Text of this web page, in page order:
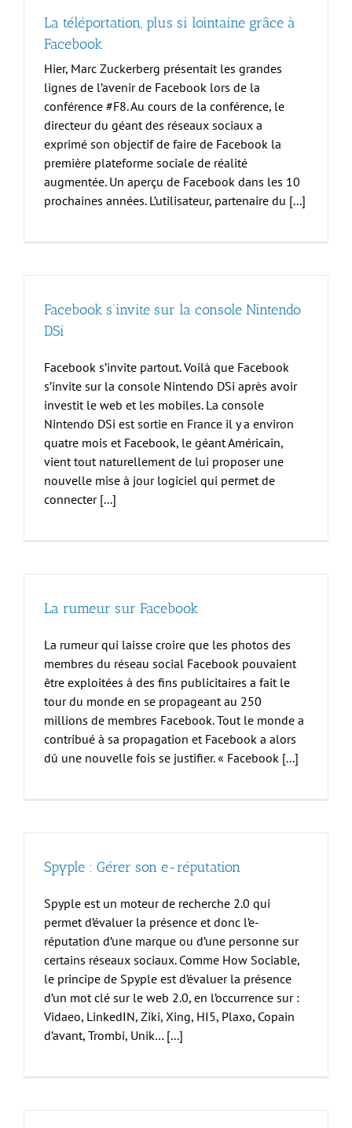
La téléportation, plus si lointaine grâce à
Facebook
Hier, Marc Zuckerberg présentait les grandes
lignes de l’avenir de Facebook lors de la
conférence #F8. Au cours de la conférence, le
directeur du géant des réseaux sociaux a
exprimé son objectif de faire de Facebook la
première plateforme sociale de réalité
augmentée. Un aperçu de Facebook dans les 10
prochaines années. L’utilisateur, partenaire du [...]
Facebook s’invite sur la console Nintendo
DSi
Facebook s’invite partout. Voilà que Facebook
s’invite sur la console Nintendo DSi après avoir
investit le web et les mobiles. La console
Nintendo DSi est sortie en France il y a environ
quatre mois et Facebook, le géant Américain,
vient tout naturellement de lui proposer une
nouvelle mise à jour logiciel qui permet de
connecter [...]
La rumeur sur Facebook
La rumeur qui laisse croire que les photos des
membres du réseau social Facebook pouvaient
être exploitées à des fins publicitaires a fait le
tour du monde en se propageant au 250
millions de membres Facebook. Tout le monde a
contribué à sa propagation et Facebook a alors
dû une nouvelle fois se justifier. « Facebook [...]
Spyple : Gérer son e-réputation
Spyple est un moteur de recherche 2.0 qui
permet d’évaluer la présence et donc l’e-
réputation d’une marque ou d’une personne sur
certains réseaux sociaux. Comme How Sociable,
le principe de Spyple est d’évaluer la présence
d’un mot clé sur le web 2.0, en l’occurrence sur :
Vidaeo, LinkedIN, Ziki, Xing, HI5, Plaxo, Copain
d’avant, Trombi, Unik… [...]